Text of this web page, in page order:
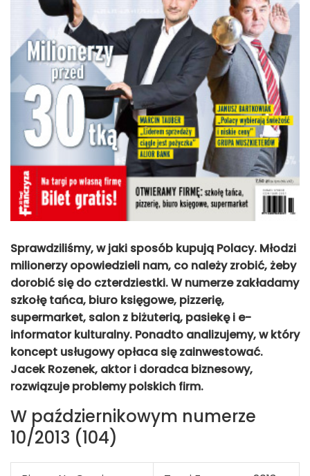
Sprawdziliśmy, w jaki sposób kupują Polacy. Młodzi
milionerzy opowiedzieli nam, co należy zrobić, żeby
dorobić się do czterdziestki. W numerze zakładamy
szkołę tańca, biuro księgowe, pizzerię,
supermarket, salon z biżuterią, pasiekę i e-
informator kulturalny. Ponadto analizujemy, w który
koncept usługowy opłaca się zainwestować.
Jacek Rozenek, aktor i doradca biznesowy,
rozwiązuje problemy polskich firm.
W październikowym numerze
10/2013 (104)